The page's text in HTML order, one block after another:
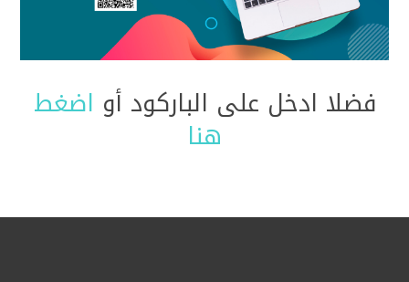
فضلا ادخل على الباركود أو اضغط
هنا